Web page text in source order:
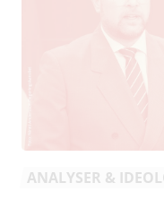
ANALYSER &